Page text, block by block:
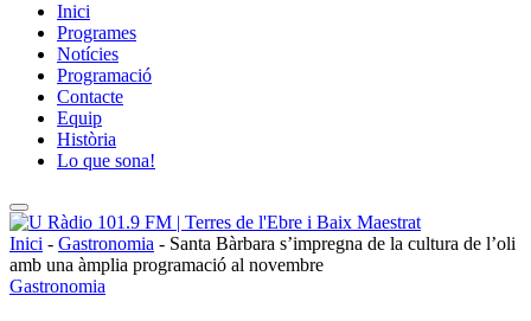
Inici
Programes
Notícies
Programació
Contacte
Equip
Història
Lo que sona!
Inici - Gastronomia - Santa Bàrbara s’impregna de la cultura de l’oli
amb una àmplia programació al novembre
Gastronomia